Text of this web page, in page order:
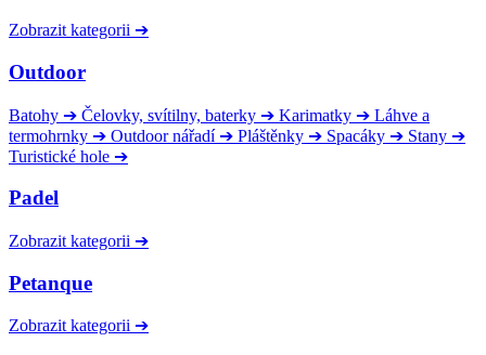
Zobrazit kategorii ➔
Outdoor
Batohy ➔ Čelovky, svítilny, baterky ➔ Karimatky ➔ Láhve a
termohrnky ➔ Outdoor nářadí ➔ Pláštěnky ➔ Spacáky ➔ Stany ➔
Turistické hole ➔
Padel
Zobrazit kategorii ➔
Petanque
Zobrazit kategorii ➔